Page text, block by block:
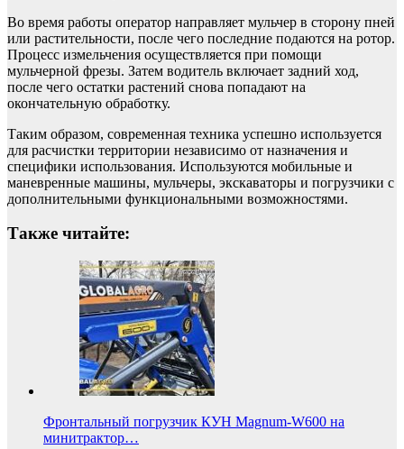
Во время работы оператор направляет мульчер в сторону пней
или растительности, после чего последние подаются на ротор.
Процесс измельчения осуществляется при помощи
мульчерной фрезы. Затем водитель включает задний ход,
после чего остатки растений снова попадают на
окончательную обработку.
Таким образом, современная техника успешно используется
для расчистки территории независимо от назначения и
специфики использования. Используются мобильные и
маневренные машины, мульчеры, экскаваторы и погрузчики с
дополнительными функциональными возможностями.
Также читайте:
Фронтальный погрузчик КУН Magnum-W600 на
минитрактор…